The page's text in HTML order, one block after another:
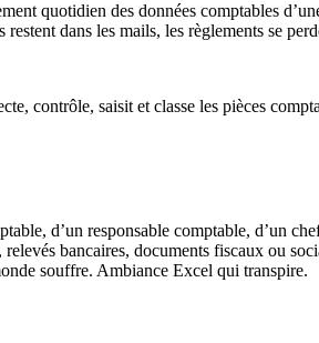
quotidien des données comptables
dans les mails, les règlements se
contrôle, saisit et classe les pièces
d’un responsable comptable, d’un
bancaires, documents fiscaux ou
souffre. Ambiance Excel qui transpire.